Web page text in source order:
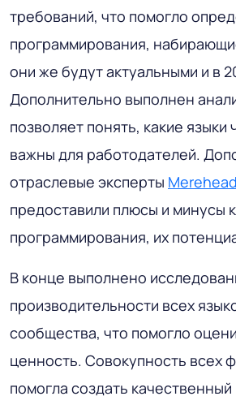
требований, что помогло
программирования,
они же будут актуальными и в
Дополнительно выполнен
позволяет понять, какие языки
важны для работодателей.
отраслевые эксперты Merehead
предоставили плюсы и минусы
программирования, их
В конце выполнено
производительности всех
сообщества, что помогло
ценность. Совокупность всех
помогла создать качественный